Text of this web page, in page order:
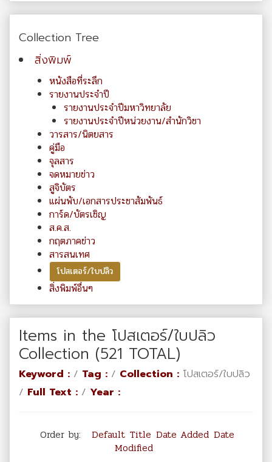
Collection Tree
สิ่งพิมพ์
หนังสือที่ระลึก
รายงานประจำปี
รายงานประจำปีมหาวิทยาลัย
รายงานประจำปีหน่วยงาน/สำนักวิชา
วารสาร/นิตยสาร
คู่มือ
จุลสาร
จดหมายข่าว
สูจิบัตร
แผ่นพับ/เอกสารประชาสัมพันธ์
การ์ด/บัตรเชิญ
ส.ค.ส.
กฤตภาคข่าว
สารสนเทศ
โปสเตอร์/ใบปลิว
สิ่งพิมพ์อื่นๆ
Items in the โปสเตอร์/ใบปลิว
Collection (521 TOTAL)
Keyword : / Tag : / Collection : โปสเตอร์/ใบปลิว
/ Full Text : / Year :
Order by: Default Title Date Added Date
Modified